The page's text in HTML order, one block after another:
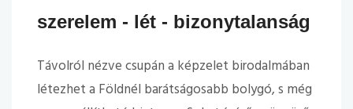
szerelem - lét - bizonytalanság
Távolról nézve csupán a képzelet birodalmában
létezhet a Földnél barátságosabb bolygó, s még